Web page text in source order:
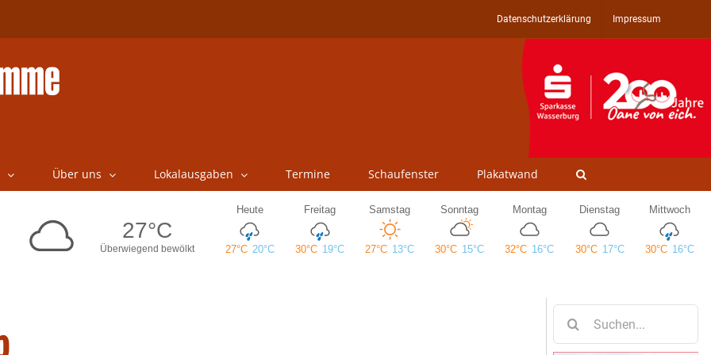
Datenschutzerklärung Impressum
Über uns Lokalausgaben Termine Schaufenster Plakatwand
nach: